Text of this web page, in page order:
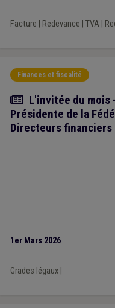
Facture Redevance TVA
Finances et fiscalité
Article
L'invitée du mois
Présidente de la
Directeurs financiers
1er Mars 2026
Grades légaux|